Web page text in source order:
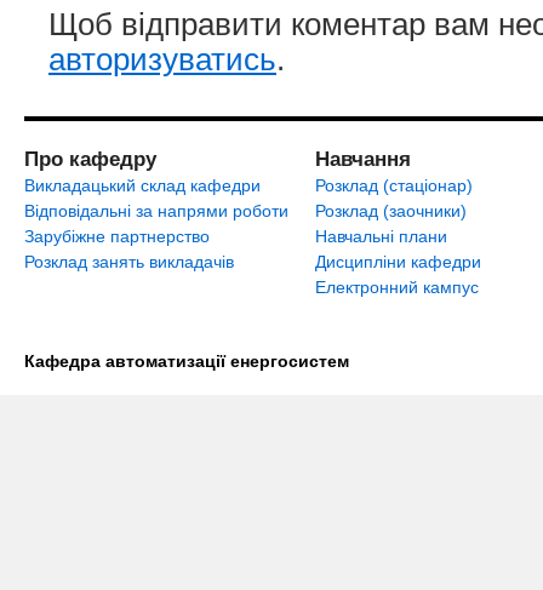
Щоб відправити коментар вам
авторизуватись.
Про кафедру
Викладацький склад кафедри
Відповідальні за напрями роботи
Зарубіжне партнерство
Розклад занять викладачів
Навчання
Розклад (стаціонар)
Розклад (заочники)
Навчальні плани
Дисципліни кафедри
Електронний кампус
Кафедра автоматизації енергосистем